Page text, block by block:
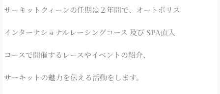
サーキットクィーンの任期は２年間で、オートポリス
インターナショナルレーシングコース 及び SPA直入
コースで開催するレースやイベントの紹介、
サーキットの魅力を伝える活動をします。